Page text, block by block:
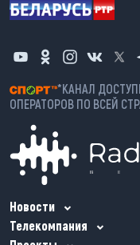
*КАНАЛ
ОПЕРАТОРОВ ПО ВСЕЙ
Новости
Телекомпания